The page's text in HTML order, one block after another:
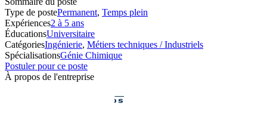
Type de postePermanent, Temps plein
Expériences2 à 5 ans
ÉducationsUniversitaire
CatégoriesIngénierie, Métiers techniques / Industriels
SpécialisationsGénie Chimique
Postuler pour ce poste
À propos de l'entreprise